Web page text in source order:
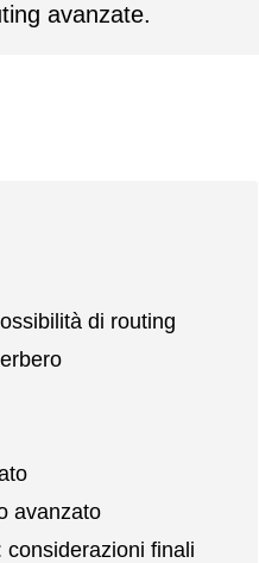
avanzate.
di routing
avanzato
considerazioni finali